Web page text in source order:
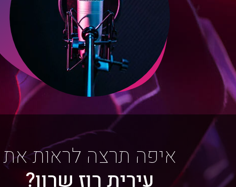
איפה תרצה לראות את
עירית רוז שרון?